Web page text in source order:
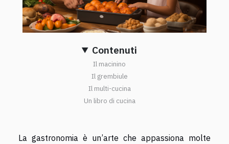
Contenuti
Il macinino
Il grembiule
Il multi-cucina
Un libro di cucina
La gastronomia è un’arte che appassiona molte